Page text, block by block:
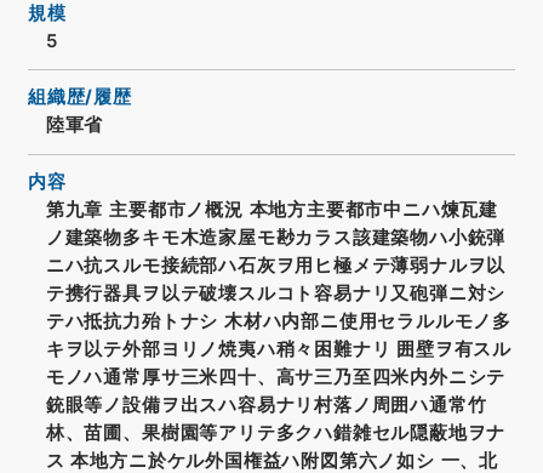
規模
5
組織歴/履歴
陸軍省
内容
第九章 主要都市ノ概況 本地方主要都市中ニハ煉瓦建
ノ建築物多キモ木造家屋モ尠カラス該建築物ハ小銃弾
ニハ抗スルモ接続部ハ石灰ヲ用ヒ極メテ薄弱ナルヲ以
テ携行器具ヲ以テ破壊スルコト容易ナリ又砲弾ニ対シ
テハ抵抗力殆トナシ 木材ハ内部ニ使用セラルルモノ多
キヲ以テ外部ヨリノ焼夷ハ稍々困難ナリ 囲壁ヲ有スル
モノハ通常厚サ三米四十、高サ三乃至四米内外ニシテ
銃眼等ノ設備ヲ出スハ容易ナリ村落ノ周囲ハ通常竹
林、苗圃、果樹園等アリテ多クハ錯雑セル隠蔽地ヲナ
ス 本地方ニ於ケル外国権益ハ附図第六ノ如シ 一、北